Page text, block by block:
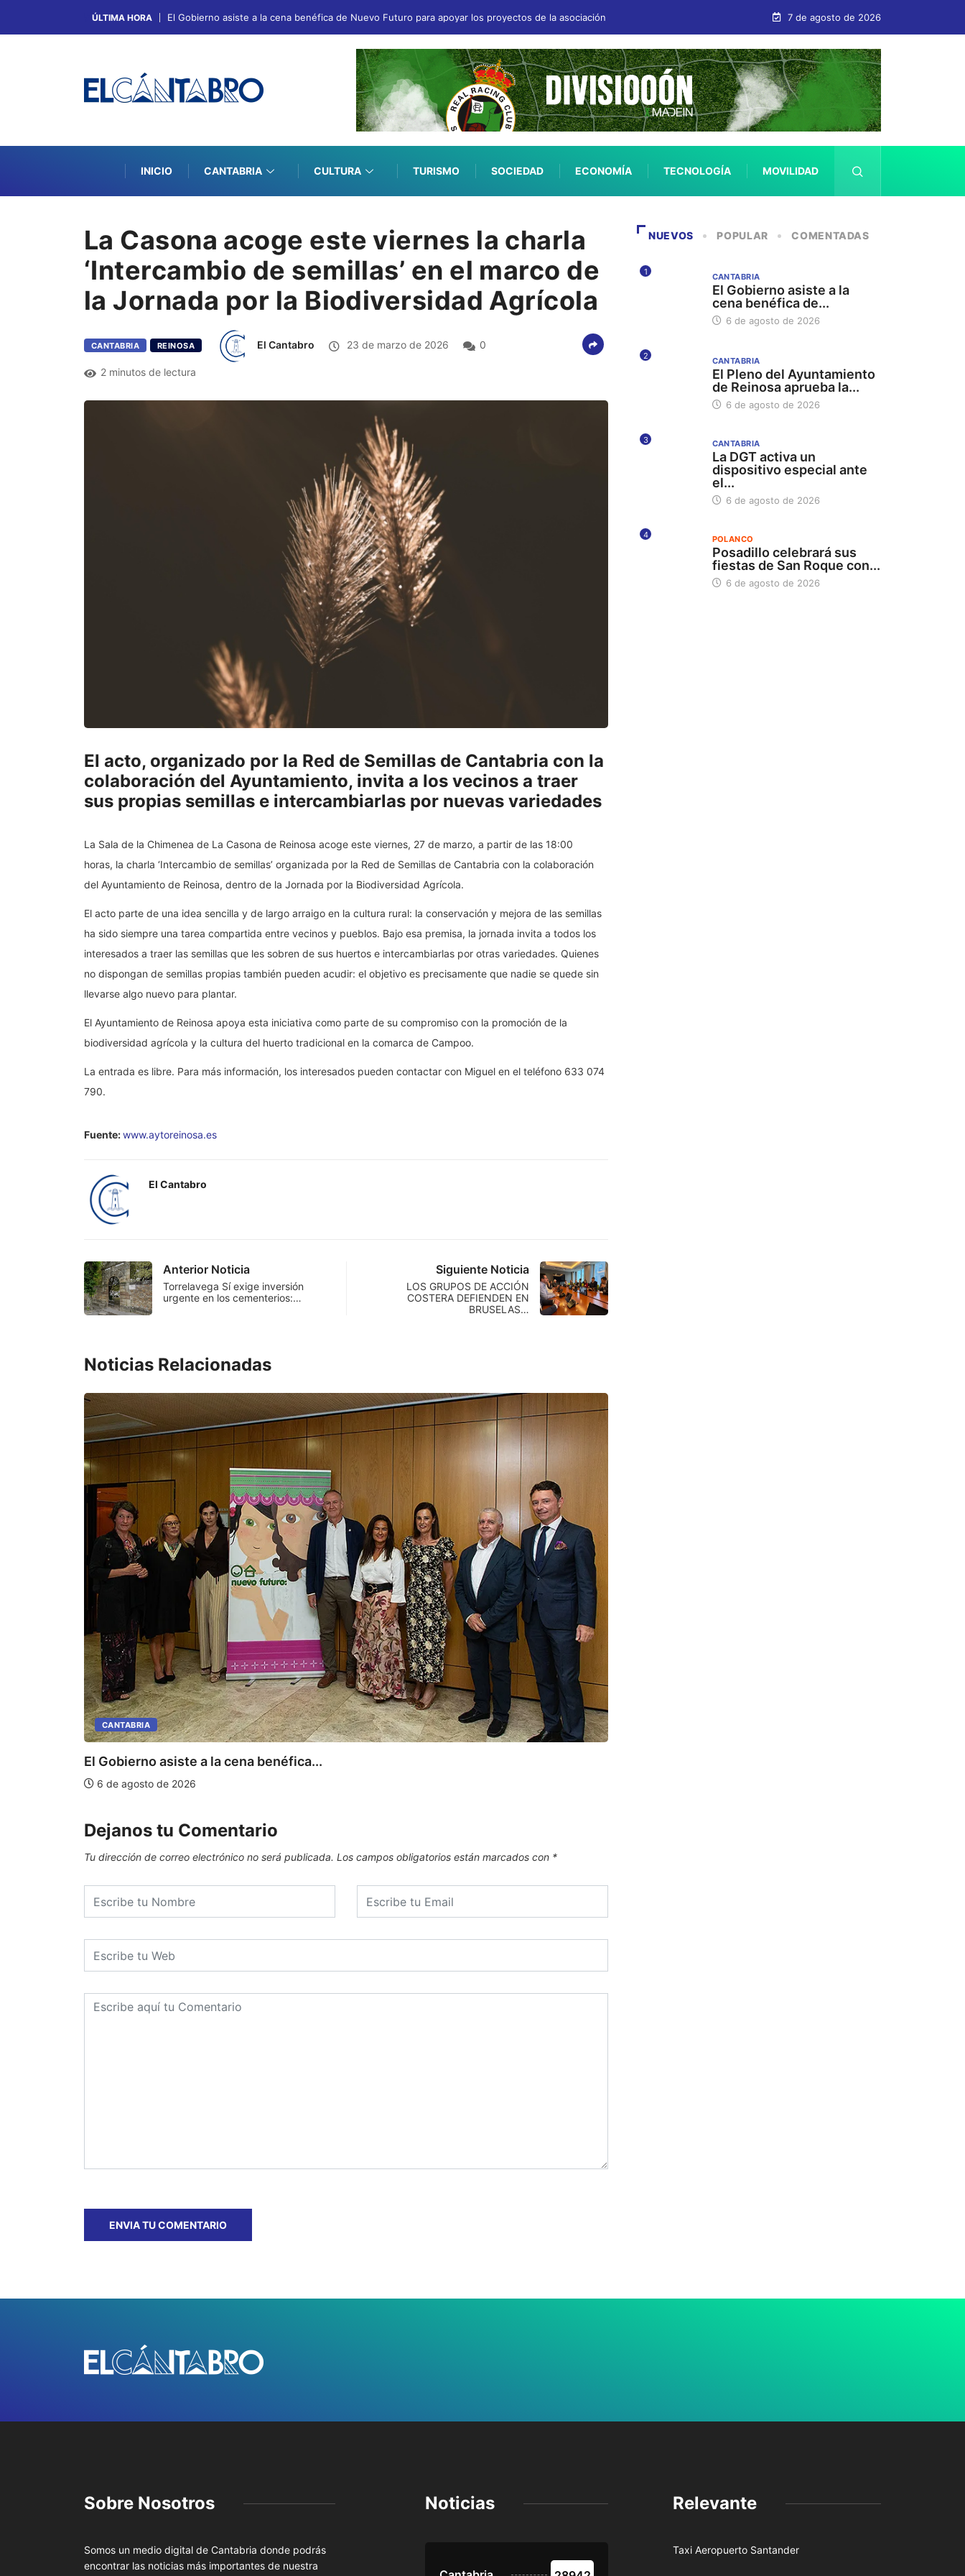
ÚLTIMA HORA El Gobierno asiste a la cena benéfica de Nuevo Futuro para apoyar los proyectos de la asociación 7 de agosto de 2026
INICIO CANTABRIA CULTURA TURISMO SOCIEDAD ECONOMÍA TECNOLOGÍA MOVILIDAD
La Casona acoge este viernes la charla
‘Intercambio de semillas’ en el marco de
la Jornada por la Biodiversidad Agrícola
CANTABRIA REINOSA El Cantabro 23 de marzo de 2026 0
2 minutos de lectura
El acto, organizado por la Red de Semillas de Cantabria con la
colaboración del Ayuntamiento, invita a los vecinos a traer
sus propias semillas e intercambiarlas por nuevas variedades
La Sala de la Chimenea de La Casona de Reinosa acoge este viernes, 27 de marzo, a partir de las 18:00
horas, la charla ‘Intercambio de semillas’ organizada por la Red de Semillas de Cantabria con la colaboración
del Ayuntamiento de Reinosa, dentro de la Jornada por la Biodiversidad Agrícola.
El acto parte de una idea sencilla y de largo arraigo en la cultura rural: la conservación y mejora de las semillas
ha sido siempre una tarea compartida entre vecinos y pueblos. Bajo esa premisa, la jornada invita a todos los
interesados a traer las semillas que les sobren de sus huertos e intercambiarlas por otras variedades. Quienes
no dispongan de semillas propias también pueden acudir: el objetivo es precisamente que nadie se quede sin
llevarse algo nuevo para plantar.
El Ayuntamiento de Reinosa apoya esta iniciativa como parte de su compromiso con la promoción de la
biodiversidad agrícola y la cultura del huerto tradicional en la comarca de Campoo.
La entrada es libre. Para más información, los interesados pueden contactar con Miguel en el teléfono 633 074
790.
Fuente:www.aytoreinosa.es
El Cantabro
Anterior Noticia
Torrelavega Sí exige inversión
urgente en los cementerios:…
Siguiente Noticia
LOS GRUPOS DE ACCIÓN
COSTERA DEFIENDEN EN
BRUSELAS…
Noticias Relacionadas
CANTABRIA
El Gobierno asiste a la cena benéfica...
6 de agosto de 2026
Dejanos tu Comentario
Tu dirección de correo electrónico no será publicada. Los campos obligatorios están marcados con *
NUEVOS POPULAR COMENTADAS
1 CANTABRIA
El Gobierno asiste a la
cena benéfica de...
6 de agosto de 2026
2 CANTABRIA
El Pleno del Ayuntamiento
de Reinosa aprueba la...
6 de agosto de 2026
3 CANTABRIA
La DGT activa un
dispositivo especial ante
el...
6 de agosto de 2026
4 POLANCO
Posadillo celebrará sus
fiestas de San Roque con...
6 de agosto de 2026
Sobre Nosotros
Somos un medio digital de Cantabria donde podrás
encontrar las noticias más importantes de nuestra
Noticias Relevante
Taxi Aeropuerto Santander